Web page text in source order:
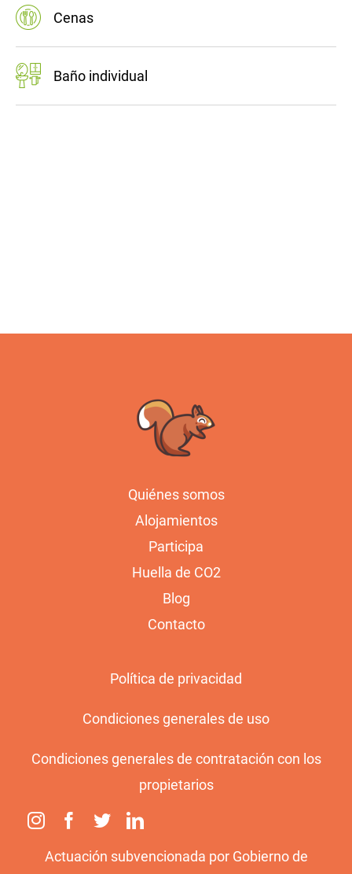
Cenas
Baño individual
Quiénes somos
Alojamientos
Participa
Huella de CO2
Blog
Contacto
Política de privacidad
Condiciones generales de uso
Condiciones generales de contratación con los
propietarios
Actuación subvencionada por Gobierno de